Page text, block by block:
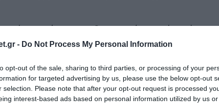
- Do Not Process My Personal Information
opt-out of the sale, sharing to third parties, or processing of your
for targeted advertising by us, please use the below opt-out
selection. Please note that after your opt-out request is processed
interest-based ads based on personal information utilized by us
φαίνεται να διαμορφώνεται ένα νέο
ανάδειξη του γιου του, Μπιλάλ Ερντογάν,
του και οι συζητήσεις στους κόλπους του
ενισχύουν την αίσθηση ότι η «μετά
ήδη σχεδιάζεται.